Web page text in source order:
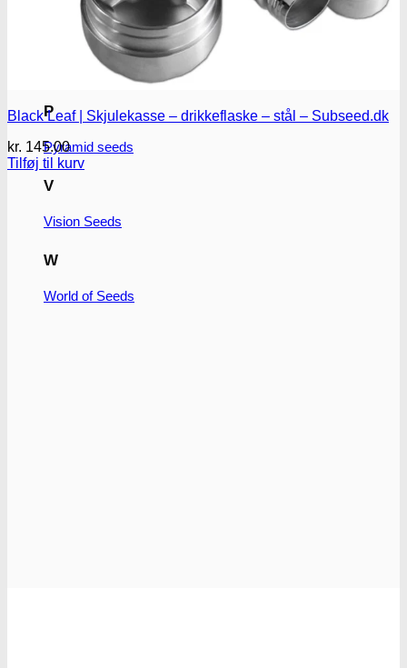
T.H. Seeds
P
Pyramid seeds
V
Vision Seeds
W
World of Seeds
Black Leaf | Skjulekasse – drikkeflaske – stål – Subseed.dk
kr. 145.00
Tilføj til kurv